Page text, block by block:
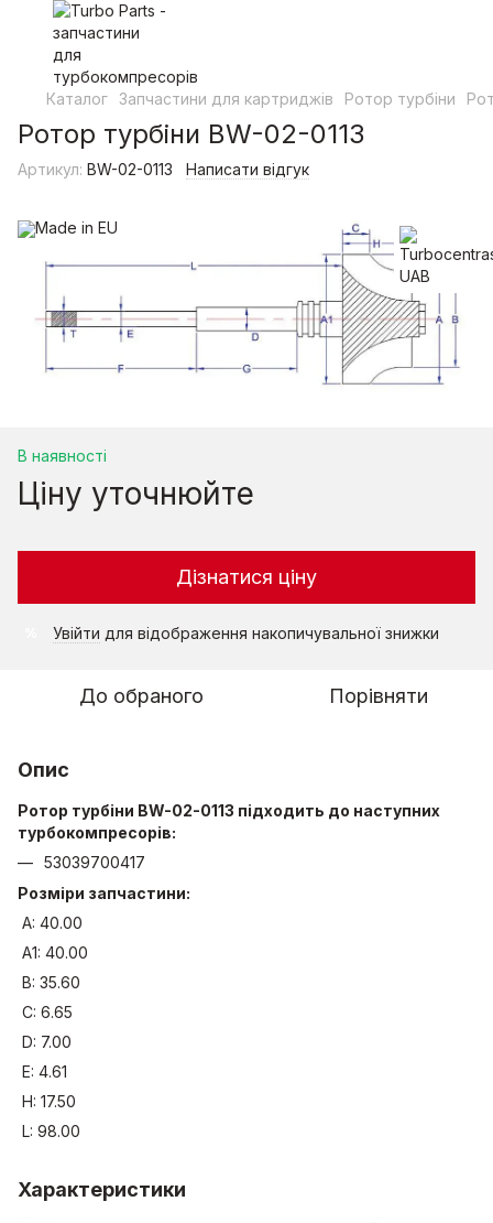
Каталог Запчастини для картриджів Ротор турбіни
Ротор турбіни BW-02-0113
Артикул: BW-02-0113 Написати відгук
В наявності
Ціну уточнюйте
Дізнатися ціну
Увійти для відображення накопичувальної знижки
До обраного Порівняти
Опис
Ротор турбіни BW-02-0113 підходить до наступних
турбокомпресорів:
53039700417
Розміри запчастини:
A: 40.00
A1: 40.00
B: 35.60
C: 6.65
D: 7.00
E: 4.61
H: 17.50
L: 98.00
Характеристики